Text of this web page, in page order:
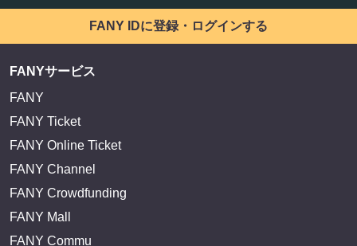
FANY IDに登録・ログインする
FANYサービス
FANY
FANY Ticket
FANY Online Ticket
FANY Channel
FANY Crowdfunding
FANY Mall
FANY Commu